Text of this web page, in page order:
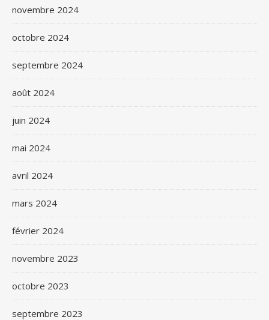
novembre 2024
octobre 2024
septembre 2024
août 2024
juin 2024
mai 2024
avril 2024
mars 2024
février 2024
novembre 2023
octobre 2023
septembre 2023